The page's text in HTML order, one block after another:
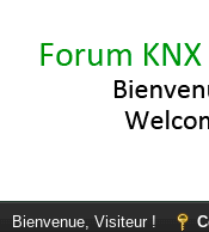
Bienvenue, Visiteur !